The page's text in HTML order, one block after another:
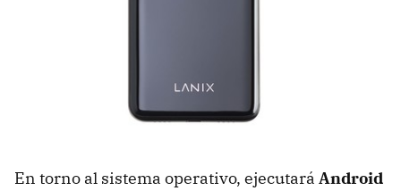
En torno al sistema operativo, ejecutará Android